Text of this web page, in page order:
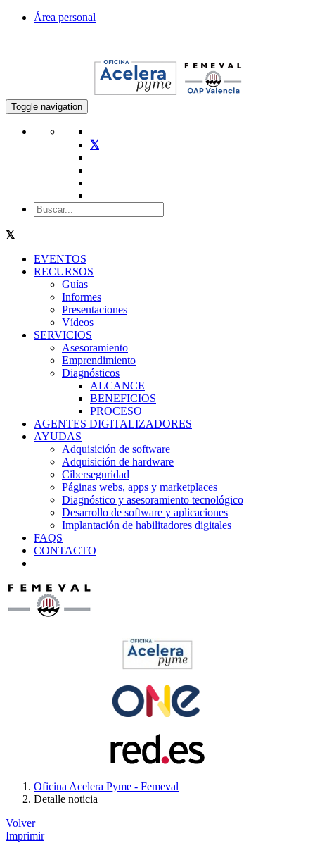
Área personal
Toggle navigation
EVENTOS
RECURSOS
Guías
Informes
Presentaciones
Vídeos
SERVICIOS
Asesoramiento
Emprendimiento
Diagnósticos
ALCANCE
BENEFICIOS
PROCESO
AGENTES DIGITALIZADORES
AYUDAS
Adquisición de software
Adquisición de hardware
Ciberseguridad
Páginas webs, apps y marketplaces
Diagnóstico y asesoramiento tecnológico
Desarrollo de software y aplicaciones
Implantación de habilitadores digitales
FAQS
CONTACTO
Oficina Acelera Pyme - Femeval
Detalle noticia
Volver
Imprimir